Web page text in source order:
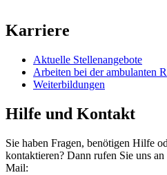
Karriere
Aktuelle Stellenangebote
Arbeiten bei der ambulanten
Weiterbildungen
Hilfe und Kontakt
Sie haben Fragen, benötigen Hilfe
kontaktieren? Dann rufen Sie uns
Mail: